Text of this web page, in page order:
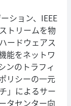
ション、IEEE
トリームを物
ードウェアス
能をネットワ
ンのトラフィ
リシーの一元
」によるサー
タセンター向